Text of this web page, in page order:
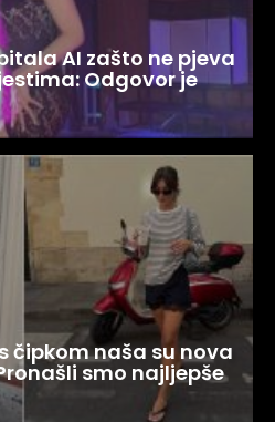
AI zašto ne pjeva
Odgovor je
čipkom naša su nova
smo najljepše